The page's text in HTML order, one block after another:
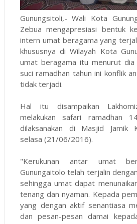
Gunungsitoli,- Wali Kota
Zebua mengapresiasi bentuk
intern umat beragama yang
khususnya di Wilayah Kota
umat beragama itu menurut
suci ramadhan tahun ini konflik
tidak terjadi.
Hal itu disampaikan
melakukan safari ramadhan
dilaksanakan di Masjid Jamik
selasa (21/06/2016).
"Kerukunan antar umat
Gunungaitolo telah terjalin
sehingga umat dapat
tenang dan nyaman. Kepada
yang dengan aktif senantiasa
dan pesan-pesan damai